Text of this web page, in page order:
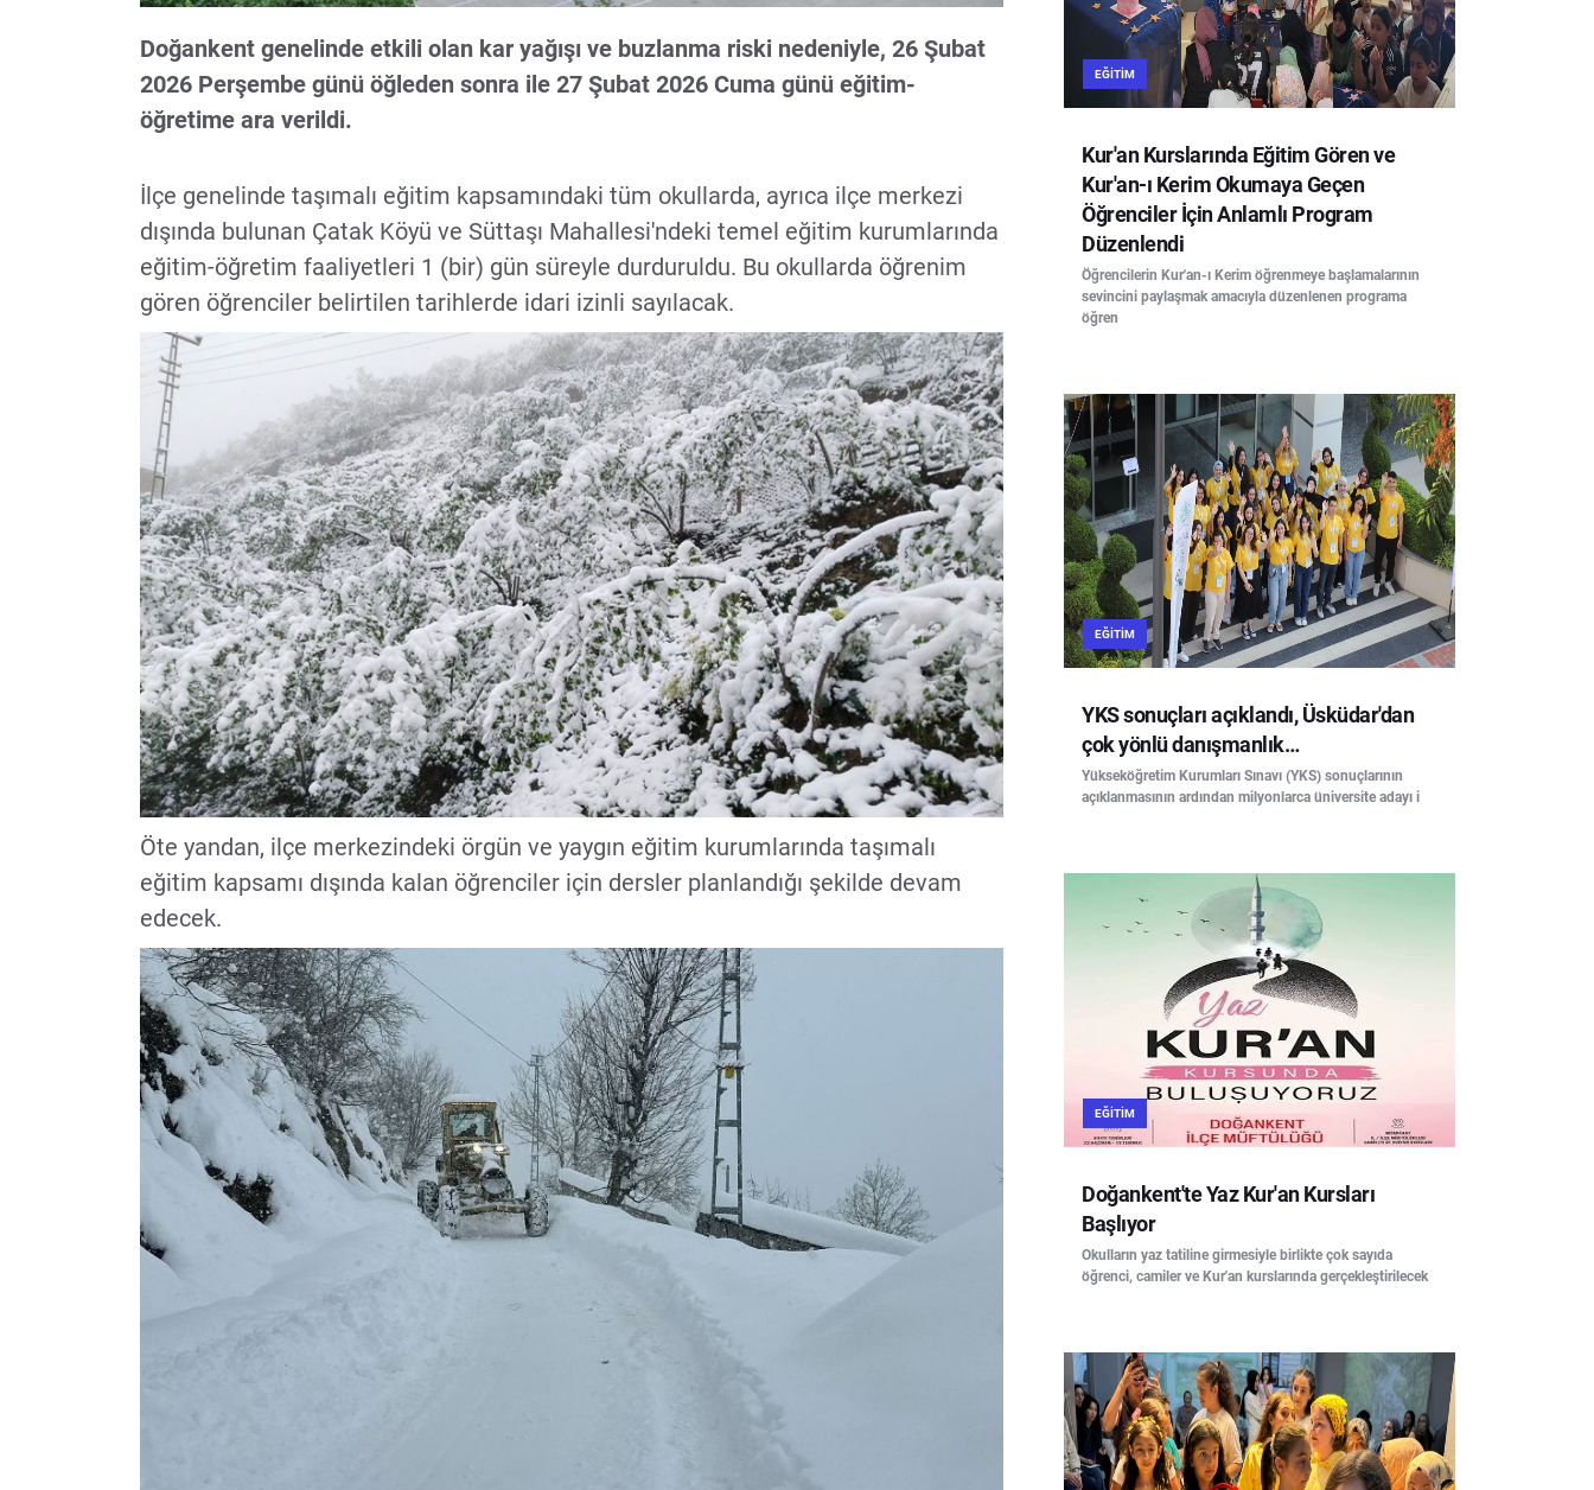
Doğankent genelinde etkili olan kar yağışı ve buzlanma riski nedeniyle, 26 Şubat
2026 Perşembe günü öğleden sonra ile 27 Şubat 2026 Cuma günü eğitim-
öğretime ara verildi.
İlçe genelinde taşımalı eğitim kapsamındaki tüm okullarda, ayrıca ilçe merkezi
dışında bulunan Çatak Köyü ve Süttaşı Mahallesi'ndeki temel eğitim kurumlarında
eğitim-öğretim faaliyetleri 1 (bir) gün süreyle durduruldu. Bu okullarda öğrenim
gören öğrenciler belirtilen tarihlerde idari izinli sayılacak.
Öte yandan, ilçe merkezindeki örgün ve yaygın eğitim kurumlarında taşımalı
eğitim kapsamı dışında kalan öğrenciler için dersler planlandığı şekilde devam
edecek.
EĞITIM
Kur'an Kurslarında Eğitim Gören ve
Kur'an-ı Kerim Okumaya Geçen
Öğrenciler İçin Anlamlı Program
Düzenlendi
Öğrencilerin Kur'an-ı Kerim öğrenmeye başlamalarının
sevincini paylaşmak amacıyla düzenlenen programa
öğren
EĞITIM
YKS sonuçları açıklandı, Üsküdar'dan
çok yönlü danışmanlık…
Yükseköğretim Kurumları Sınavı (YKS) sonuçlarının
açıklanmasının ardından milyonlarca üniversite adayı i
EĞITIM
Doğankent'te Yaz Kur'an Kursları
Başlıyor
Okulların yaz tatiline girmesiyle birlikte çok sayıda
öğrenci, camiler ve Kur'an kurslarında gerçekleştirilecek